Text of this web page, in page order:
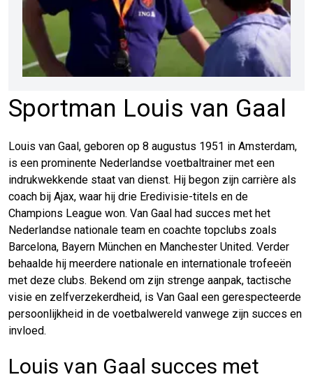
Sportman Louis van Gaal
Louis van Gaal, geboren op 8 augustus 1951 in Amsterdam,
is een prominente Nederlandse voetbaltrainer met een
indrukwekkende staat van dienst. Hij begon zijn carrière als
coach bij Ajax, waar hij drie Eredivisie-titels en de
Champions League won. Van Gaal had succes met het
Nederlandse nationale team en coachte topclubs zoals
Barcelona, Bayern München en Manchester United. Verder
behaalde hij meerdere nationale en internationale trofeeën
met deze clubs. Bekend om zijn strenge aanpak, tactische
visie en zelfverzekerdheid, is Van Gaal een gerespecteerde
persoonlijkheid in de voetbalwereld vanwege zijn succes en
invloed.
Louis van Gaal succes met